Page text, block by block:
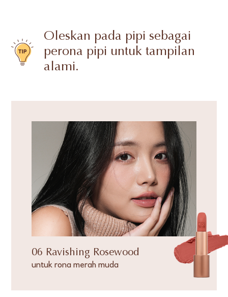
Oleskan pada pipi sebagai
perona pipi untuk tampilan
alami.
06 Ravishing Rosewood
untuk rona merah muda